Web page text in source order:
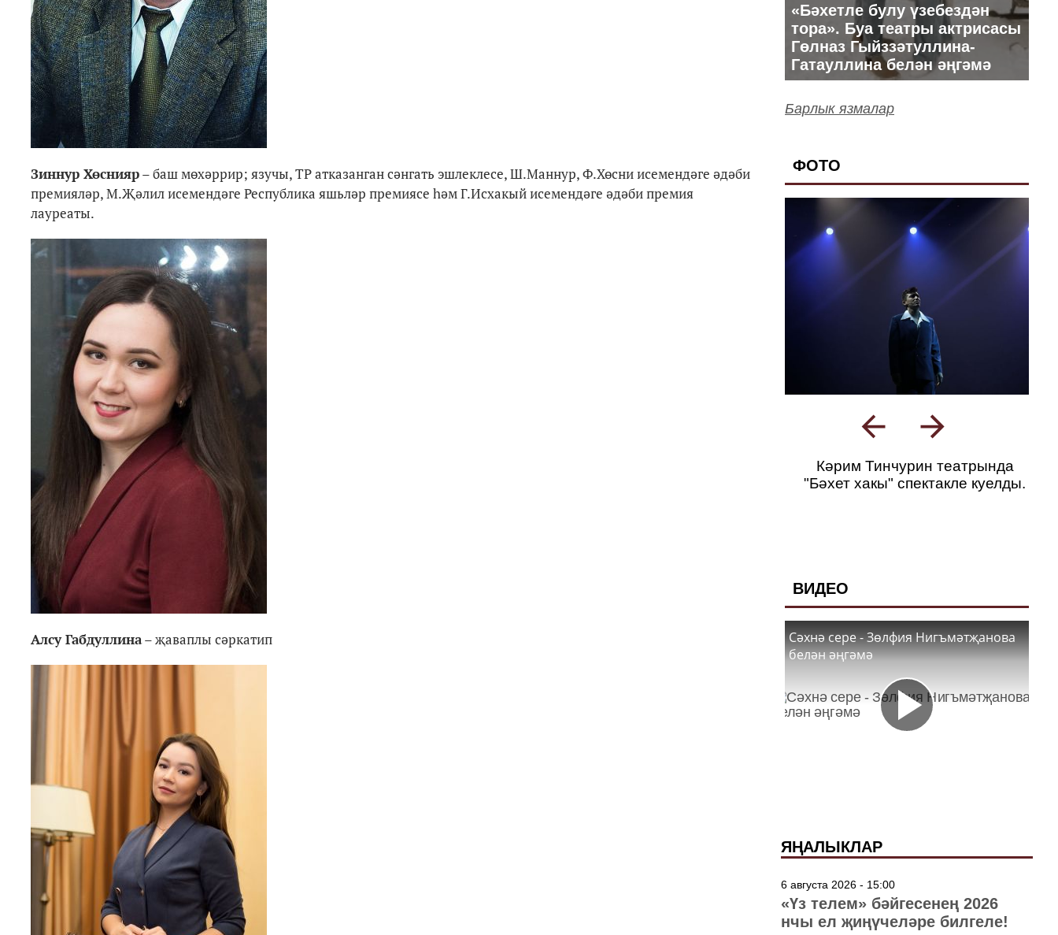
Зиннур Хөснияр– баш мөхәррир; язучы, ТР атказанган сәнгать эшлеклесе, Ш.Маннур, Ф.Хөсни исемендәге әдәби
премияләр, М.Җәлил исемендәге Республика яшьләр премиясе һәм Г.Исхакый исемендәге әдәби премия
лауреаты.
Алсу Габдуллина– җаваплы сәркатип
«Бәхетле булу үзебездән
тора». Буа театры актрисасы
Гөлназ Гыйззәтуллина-
Гатауллина белән әңгәмә
Барлык язмалар
ФОТО
Кәрим Тинчурин театрында
"Бәхет хакы" спектакле куелды.
ВИДЕО
Сәхнә сере - Зөлфия Нигъмәтҗанова
белән әңгәмә
ЯҢАЛЫКЛАР
6 августа 2026 - 15:00
«Үз телем» бәйгесенең 2026
нчы ел җиңүчеләре билгеле!